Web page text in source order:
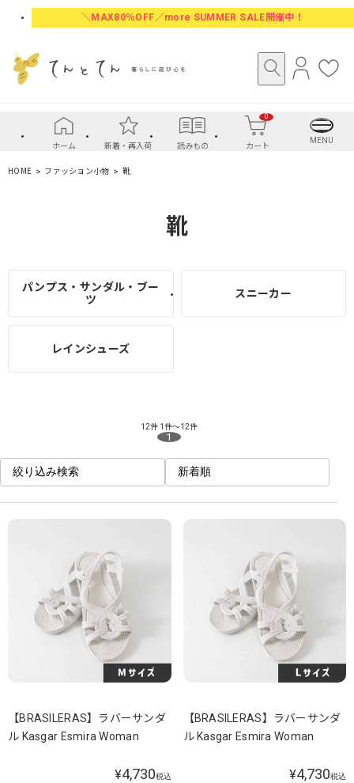
＼MAX80％OFF／more SUMMER SALE開催中！
に
入
り
ホーム 新着・再入荷 読みもの カート
0
MENU
HOME ファッション小物 靴
靴
パンプス・サンダル・ブー
ツ
スニーカー
レインシューズ
12件 1件～12件
1
絞り込み検索 新着順
【BRASILERAS】ラバーサンダ
ル Kasgar Esmira Woman
¥4,730税込
【BRASILERAS】ラバーサンダ
ル Kasgar Esmira Woman
¥4,730税込